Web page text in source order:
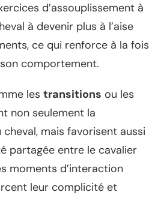
d’assouplissement à
à devenir plus à l’aise
ce qui renforce à la fois
comportement.
les transitions ou les
non seulement la
mais favorisent aussi
partagée entre le cavalier
moments d’interaction
leur complicité et